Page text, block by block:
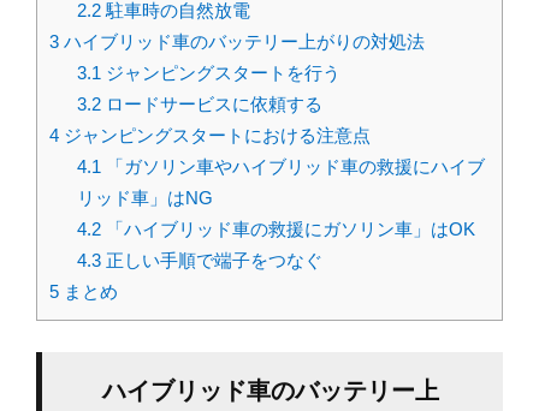
2.2駐車時の自然放電
3 ハイブリッド車のバッテリー上がりの対処法
3.1 ジャンピングスタートを行う
3.2ロードサービスに依頼する
4 ジャンピングスタートにおける注意点
4.1 「ガソリン車やハイブリッド車の救援にハイブ
リッド車」はNG
4.2「ハイブリッド車の救援にガソリン車」はOK
4.3正しい手順で端子をつなぐ
5 まとめ
ハイブリッド車のバッテリー上